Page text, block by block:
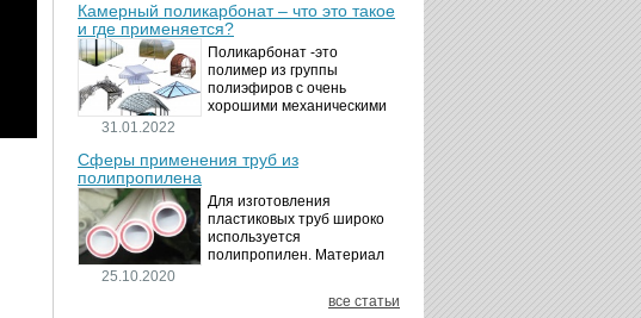
безопасности
технологических процессов.
Металлорукава
представляют собой
универсальные...
Камерный поликарбонат – что это такое
и где применяется?
31.01.2022
Поликарбонат -это
полимер из группы
полиэфиров с очень
хорошими механическими
аморфный, с хорошей
высокой прозрачностью
материал идеально
подходит для...
Сферы применения труб из
полипропилена
25.10.2020
Для изготовления
пластиковых труб широко
используется
полипропилен. Материал
невосприимчив к коррозии,
все статьи